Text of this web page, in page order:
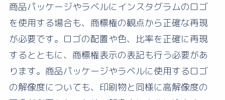
商品パッケージやラベルにインスタグラムのロゴ
を使用する場合も、商標権の観点から正確な再現
が必要です。ロゴの配置や色、比率を正確に再現
するとともに、商標権表示の表記も行う必要があ
ります。商品パッケージやラベルに使用するロゴ
の解像度についても、印刷物と同様に高解像度の